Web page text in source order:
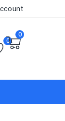
0
0